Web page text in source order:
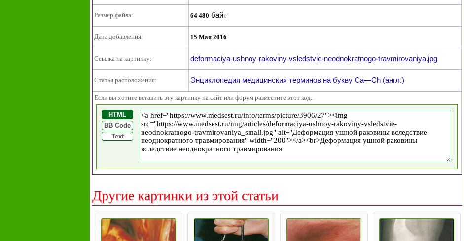
Размер файла: 64 480 байт
Дата добавления: 15 Мая 2016
Ссылка на картинку: deformaciya-ushnoy-rakoviny-vsledstvie-neodnokratnogo-travmirovaniya.jpg
Статья расположения: Энциклопедия медицинских терминов на букву Ca—Ch (англ.)
Если вы хотите вставить эту картинку на сайт или форум разместите этот код:
HTML
BB Code
Text
Другие картинки из этой статьи